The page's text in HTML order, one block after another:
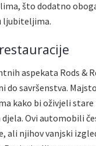
što dodatno
ljubiteljima.
aspekata Rods &
do savršenstva.
kako bi oživjeli
Ovi automobili
ali njihov vanjski